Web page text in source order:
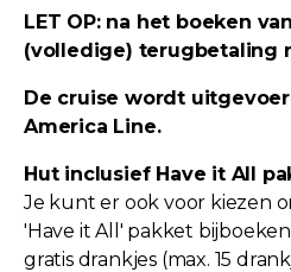
LET OP: na het boeken
(volledige) terugbetaling
De cruise wordt
America Line.
Hut inclusief Have it All
Je kunt er ook voor kiezen
'Have it All' pakket
gratis drankjes (max. 15